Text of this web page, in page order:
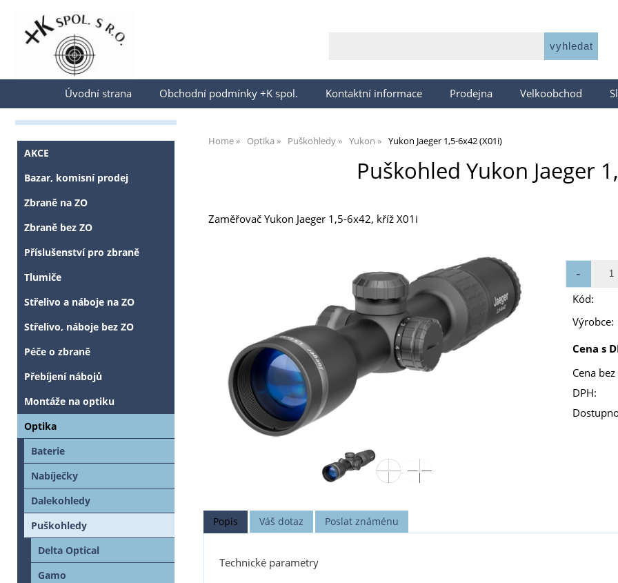
Přihlásit se
Úvodní strana Obchodní podmínky +K spol. Kontaktní informace Prodejna Velkoobchod
Home Optika Puškohledy Yukon Yukon Jaeger 1,5-6x42 (X01i)
Puškohled Yukon Jaeger
Zaměřovač Yukon Jaeger 1,5-6x42, kříž X01i
Kód:
Výrobce:
Cena s
Cena
DPH:
Popis Váš dotaz Poslat známénu
Technické parametry
AKCE
Bazar, komisní prodej
Zbraně na ZO
Zbraně bez ZO
Příslušenství pro zbraně
Tlumiče
Střelivo a náboje na ZO
Střelivo, náboje bez ZO
Péče o zbraně
Přebíjení nábojů
Montáže na optiku
Optika
Baterie
Nabíječky
Dalekohledy
Puškohledy
Delta Optical
Gamo